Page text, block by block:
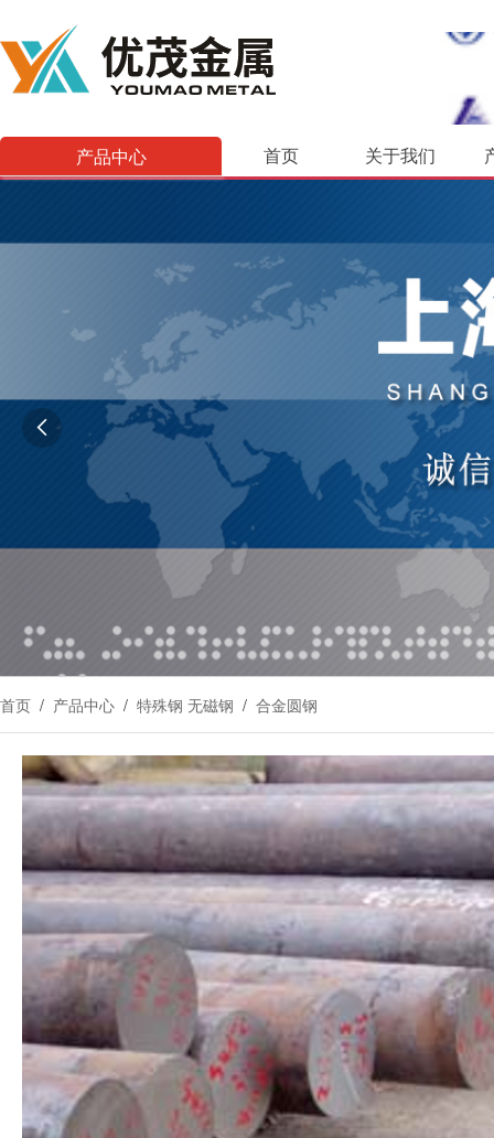
产品中心 首页 关于我们

首页 / 产品中心 / 特殊钢 无磁钢 / 合金圆钢